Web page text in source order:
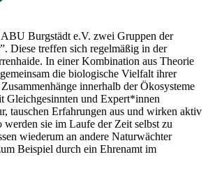
Burgstädt e.V. zwei Gruppen der
Diese treffen sich regelmäßig in der
In einer Kombination aus Theorie
die biologische Vielfalt ihrer
innerhalb der Ökosysteme
Gleichgesinnten und Expert*innen
tauschen Erfahrungen aus und wirken aktiv
sie im Laufe der Zeit selbst zu
wiederum an andere Naturwächter
Beispiel durch ein Ehrenamt im